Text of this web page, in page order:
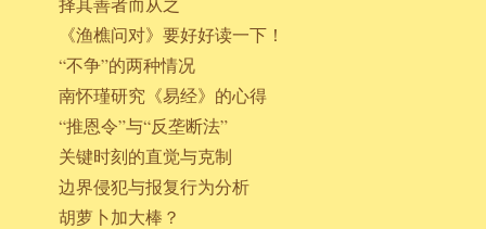
《渔樵问对》要好好读一下！
“不争”的两种情况
南怀瑾研究《易经》的心得
“推恩令”与“反垄断法”
关键时刻的直觉与克制
边界侵犯与报复行为分析
胡萝卜加大棒？